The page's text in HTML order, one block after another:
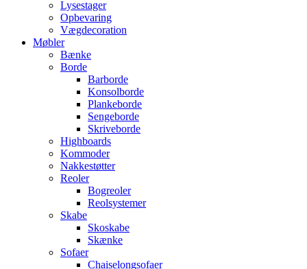
Lysestager
Opbevaring
Vægdecoration
Møbler
Bænke
Borde
Barborde
Konsolborde
Plankeborde
Sengeborde
Skriveborde
Highboards
Kommoder
Nakkestøtter
Reoler
Bogreoler
Reolsystemer
Skabe
Skoskabe
Skænke
Sofaer
Chaiselongsofaer